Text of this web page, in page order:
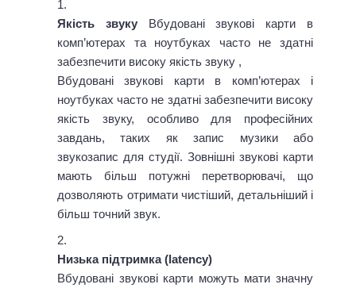
Якість звукуВбудовані звукові карти в
комп’ютерах та ноутбуках часто не здатні
забезпечити високу якість звуку ,
Вбудовані звукові карти в комп’ютерах і
ноутбуках часто не здатні забезпечити високу
якість звуку, особливо для професійних
завдань, таких як запис музики або
звукозапис для студії. Зовнішні звукові карти
мають більш потужні перетворювачі, що
дозволяють отримати чистіший, детальніший і
більш точний звук.
Низька підтримка (latency)
Вбудовані звукові карти можуть мати значну